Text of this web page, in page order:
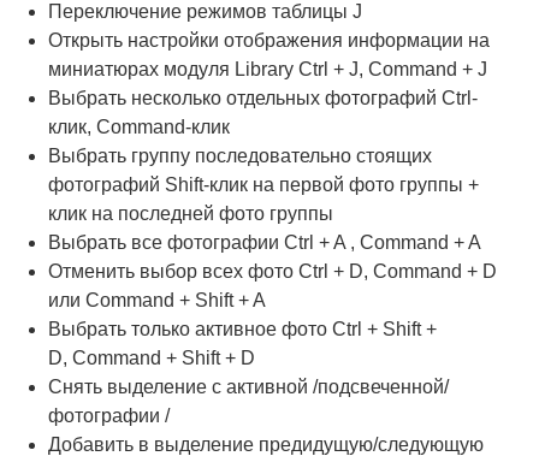
Переключение режимов таблицы J
Открыть настройки отображения информации на
миниатюрах модуля Library Ctrl + J, Command + J
Выбрать несколько отдельных фотографий Ctrl-
клик, Command-клик
Выбрать группу последовательно стоящих
фотографий Shift-клик на первой фото группы +
клик на последней фото группы
Выбрать все фотографии Ctrl + A , Command + A
Отменить выбор всех фото Ctrl + D, Command + D
или Command + Shift + A
Выбрать только активное фото Ctrl + Shift +
D, Command + Shift + D
Снять выделение с активной /подсвеченной/
фотографии /
Добавить в выделение предидущую/следующую